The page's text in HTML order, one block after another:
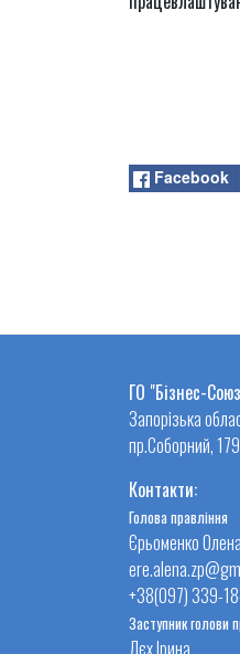
Facebook
ГО "Бізнес-
Запорізька
пр.Соборний,
Контакти:
Голова правління
Єрьоменко Олена
+38(097) 339-
Заступник голови
Лєх Ірина